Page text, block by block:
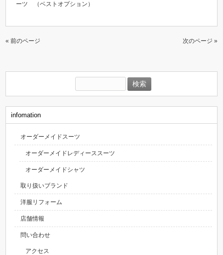
ーツ （ベストオプション）
« 前のページ 次のページ »
索:
infomation
オーダーメイドスーツ
オーダーメイドレディーススーツ
オーダーメイドシャツ
取り扱いブランド
洋服リフォーム
店舗情報
問い合わせ
アクセス